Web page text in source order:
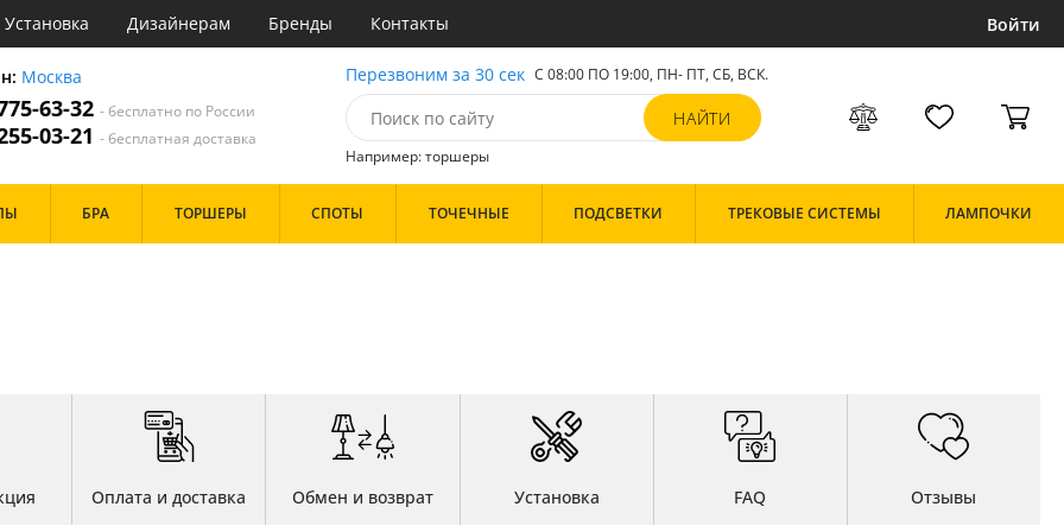
Установка Дизайнерам Бренды Контакты Войти
Москва
63-32- бесплатно по России
03-21- бесплатная доставка
Перезвоним за 30 сек С 08:00 ПО 19:00, ПН- ПТ, СБ, ВСК.
Например: торшеры
БРА ТОРШЕРЫ СПОТЫ ТОЧЕЧНЫЕ ПОДСВЕТКИ ТРЕКОВЫЕ СИСТЕМЫ ЛАМПОЧКИ
Оплата и доставка Обмен и возврат Установка FAQ Отзывы